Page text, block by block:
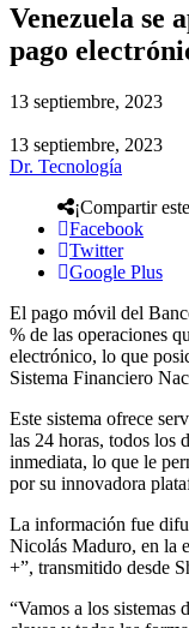
Venezuela se
pago
13 septiembre, 2023
13 septiembre, 2023
Dr. Tecnología
¡Compartir
Facebook
Twitter
Google Plus
El pago móvil del
% de las operaciones
electrónico, lo que
Sistema Financiero
Este sistema ofrece
las 24 horas, todos los
inmediata, lo que le
por su innovadora
La información fue
Nicolás Maduro, en la
+”, transmitido desde
“Vamos a los sistemas